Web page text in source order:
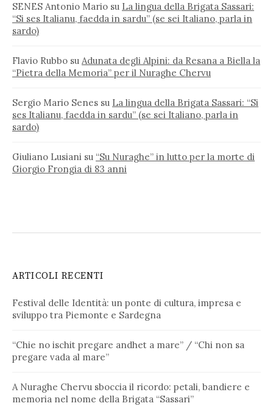
SENES Antonio Mario su La lingua della Brigata Sassari:
“Si ses Italianu, faedda in sardu” (se sei Italiano, parla in
sardo)
Flavio Rubbo su Adunata degli Alpini: da Resana a Biella la
“Pietra della Memoria” per il Nuraghe Chervu
Sergio Mario Senes su La lingua della Brigata Sassari: “Si
ses Italianu, faedda in sardu” (se sei Italiano, parla in
sardo)
Giuliano Lusiani su “Su Nuraghe” in lutto per la morte di
Giorgio Frongia di 83 anni
ARTICOLI RECENTI
Festival delle Identità: un ponte di cultura, impresa e
sviluppo tra Piemonte e Sardegna
“Chie no ischit pregare andhet a mare” / “Chi non sa
pregare vada al mare”
A Nuraghe Chervu sboccia il ricordo: petali, bandiere e
memoria nel nome della Brigata “Sassari”